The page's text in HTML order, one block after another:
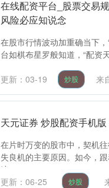
在线配资平台_股票交易
风险必应知说念
在股市行情波动加重确当下
台如棋布星罗般知道，“配资
更新：03-19 炒股 来
天元证券 炒股配资手机
在片时万变的股市中，契机
失良机的主要原因。如今，
绽....
更新：06-25
炒股